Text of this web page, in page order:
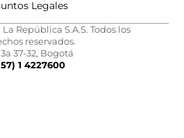
Legales
República S.A.S. Todos los
reservados.
37-32, Bogotá
1 4227600